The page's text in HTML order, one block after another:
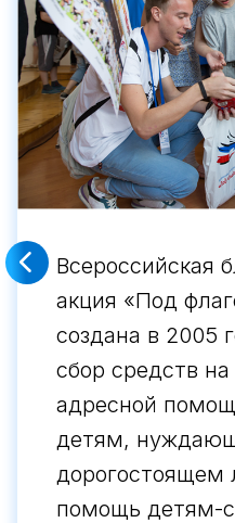
Всероссийская
акция «Под
создана в 2005
сбор средств на
адресной
детям,
дорогостоящем
помощь детям-